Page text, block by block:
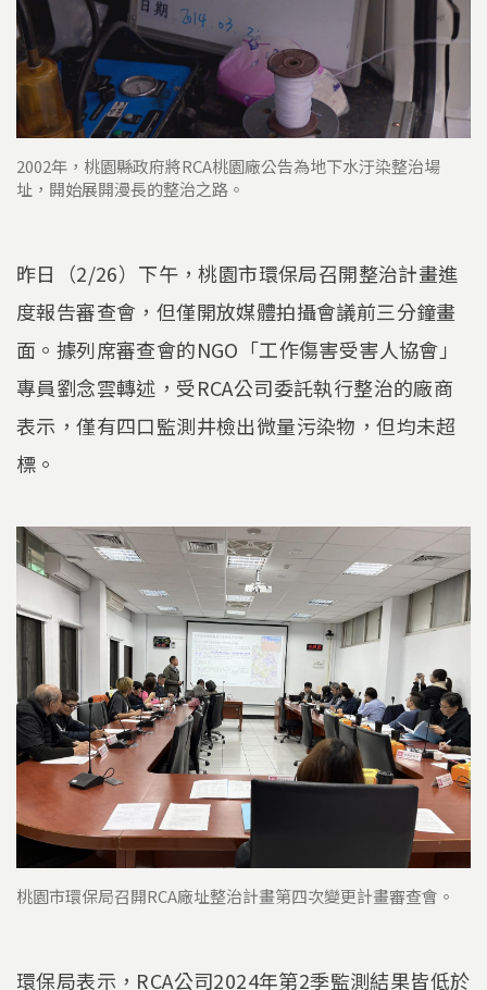
2002年，桃園縣政府將RCA桃園廠公告為地下水汙染整治場
址，開始展開漫長的整治之路。
昨日（2/26）下午，桃園市環保局召開整治計畫進
度報告審查會，但僅開放媒體拍攝會議前三分鐘畫
面。據列席審查會的NGO「工作傷害受害人協會」
專員劉念雲轉述，受RCA公司委託執行整治的廠商
表示，僅有四口監測井檢出微量污染物，但均未超
標。
桃園市環保局召開RCA廠址整治計畫第四次變更計畫審查會。
環保局表示，RCA公司2024年第2季監測結果皆低於